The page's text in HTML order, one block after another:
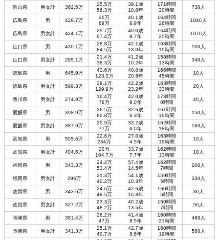
岡山県 男女計 362.5万
25.5万
56.3万
39.1歳
10.8年
171時間
20時間
730人
広島県 男 428.7万
30万
69万
40.1歳
8.9年
164時間
26時間
1040人
広島県 男女計 424.1万
29.7万
67.4万
40.0歳
8.7年
164時間
25時間
1070人
山口県 男 430.1万
28.8万
84.5万
42.1歳
13.0年
163時間
19時間
100人
山口県 男女計 295.1万
21.4万
38.3万
41.2歳
10.2年
158時間
13時間
340人
徳島県 男 645.9万
43.6万
123.3万
40.0歳
20.5年
166時間
45時間
10人
徳島県 男女計 599.3万
39.1万
129.9万
42.2歳
23.2年
163時間
33時間
20人
香川県 男女計 274.9万
16.4万
78万
42.0歳
9.0年
173時間
0時間
40人
愛媛県 男 398.9万
26.5万
80.8万
32.6歳
6.3年
161時間
19時間
150人
愛媛県 男女計 387.9万
25.9万
77万
33.2歳
6.0年
162時間
18時間
160人
高知県 男 505.6万
22.6万
234万
27.0歳
4.5年
163時間
19時間
10人
高知県 男女計 404.6万
20万
164.7万
33.7歳
7.7年
162時間
13時間
10人
福岡県 男 343.3万
24.2万
53.4万
57.4歳
14.5年
162時間
7時間
200人
福岡県 男女計 296万
21.3万
40.2万
54.1歳
10.3年
159時間
5時間
330人
佐賀県 男 343.6万
24.6万
48.5万
42.6歳
16.8年
160時間
5時間
30人
佐賀県 男女計 327.2万
23.3万
48.2万
40.2歳
13.5年
159時間
7時間
50人
長崎県 男 361.4万
26.2万
47万
41.4歳
8.5年
160時間
21時間
460人
長崎県 男女計 341.3万
25.1万
40.7万
42.7歳
8.6年
160時間
19時間
580人